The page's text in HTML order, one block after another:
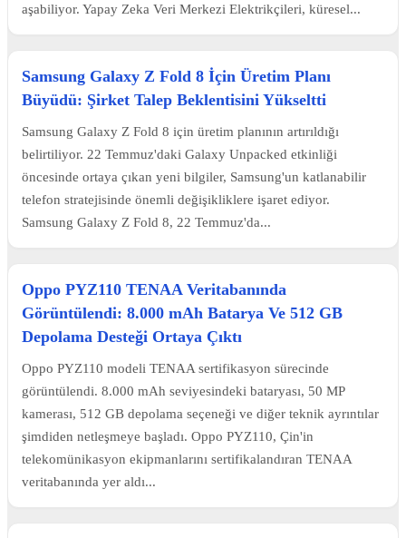
aşabiliyor. Yapay Zeka Veri Merkezi Elektrikçileri, küresel...
Samsung Galaxy Z Fold 8 İçin Üretim Planı
Büyüdü: Şirket Talep Beklentisini Yükseltti
Samsung Galaxy Z Fold 8 için üretim planının artırıldığı
belirtiliyor. 22 Temmuz'daki Galaxy Unpacked etkinliği
öncesinde ortaya çıkan yeni bilgiler, Samsung'un katlanabilir
telefon stratejisinde önemli değişikliklere işaret ediyor.
Samsung Galaxy Z Fold 8, 22 Temmuz'da...
Oppo PYZ110 TENAA Veritabanında
Görüntülendi: 8.000 mAh Batarya Ve 512 GB
Depolama Desteği Ortaya Çıktı
Oppo PYZ110 modeli TENAA sertifikasyon sürecinde
görüntülendi. 8.000 mAh seviyesindeki bataryası, 50 MP
kamerası, 512 GB depolama seçeneği ve diğer teknik ayrıntılar
şimdiden netleşmeye başladı. Oppo PYZ110, Çin'in
telekomünikasyon ekipmanlarını sertifikalandıran TENAA
veritabanında yer aldı...